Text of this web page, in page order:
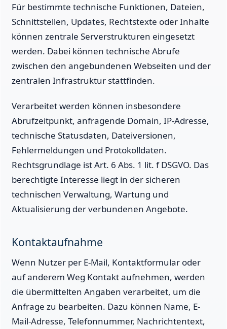
Für bestimmte technische Funktionen, Dateien,
Schnittstellen, Updates, Rechtstexte oder Inhalte
können zentrale Serverstrukturen eingesetzt
werden. Dabei können technische Abrufe
zwischen den angebundenen Webseiten und der
zentralen Infrastruktur stattfinden.
Verarbeitet werden können insbesondere
Abrufzeitpunkt, anfragende Domain, IP-Adresse,
technische Statusdaten, Dateiversionen,
Fehlermeldungen und Protokolldaten.
Rechtsgrundlage ist Art. 6 Abs. 1 lit. f DSGVO. Das
berechtigte Interesse liegt in der sicheren
technischen Verwaltung, Wartung und
Aktualisierung der verbundenen Angebote.
Kontaktaufnahme
Wenn Nutzer per E-Mail, Kontaktformular oder
auf anderem Weg Kontakt aufnehmen, werden
die übermittelten Angaben verarbeitet, um die
Anfrage zu bearbeiten. Dazu können Name, E-
Mail-Adresse, Telefonnummer, Nachrichtentext,